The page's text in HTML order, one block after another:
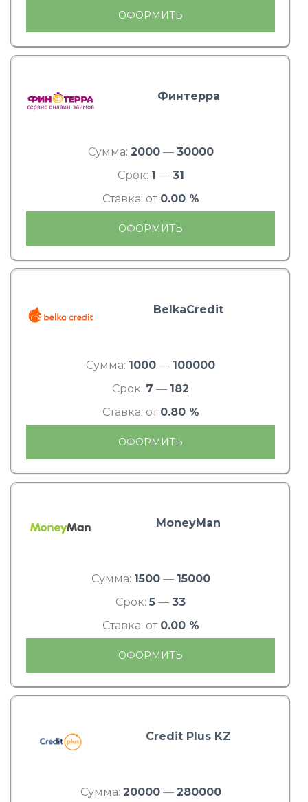
ОФОРМИТЬ
Финтерра
Сумма: 2000— 30000
Срок: 1 — 31
Ставка: от 0.00 %
ОФОРМИТЬ
BelkaCredit
Сумма: 1000 — 100000
Срок: 7 — 182
Ставка: от 0.80 %
ОФОРМИТЬ
MoneyMan
Сумма: 1500— 15000
Срок: 5 — 33
Ставка: от 0.00 %
ОФОРМИТЬ
Credit Plus KZ
Сумма: 20000— 280000